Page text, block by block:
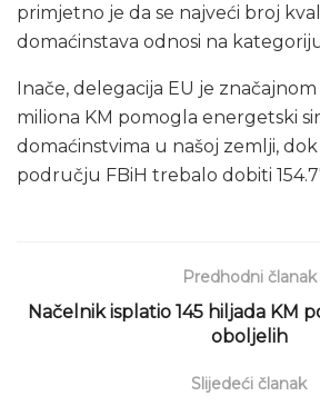
primjetno je da se najveći broj
domaćinstava odnosi na
Inače, delegacija EU je
miliona KM pomogla energetski
domaćinstvima u našoj zemlji,
području FBiH trebalo dobiti
Predhodni članak
Načelnik isplatio 145 hiljada KM
oboljelih
Slijedeći članak